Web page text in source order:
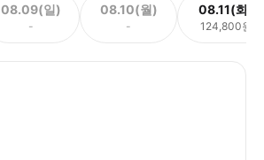
08.09(일)
-
08.10(월)
-
08.11(화)
124,800원